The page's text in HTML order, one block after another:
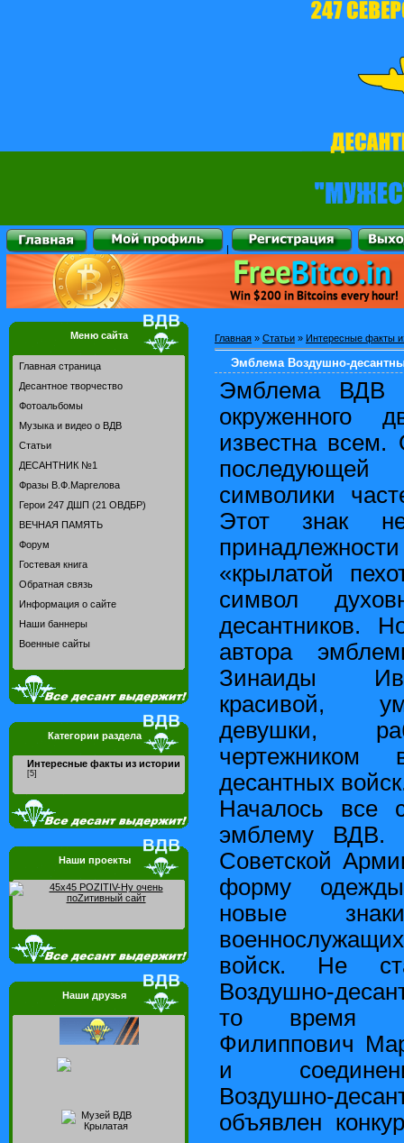
|
Меню сайта
Главная страница
Десантное творчество
Фотоальбомы
Музыка и видео о ВДВ
Статьи
ДЕСАНТНИК №1
Фразы В.Ф.Маргелова
Герои 247 ДШП (21 ОВДБР)
ВЕЧНАЯ ПАМЯТЬ
Форум
Гостевая книга
Обратная связь
Информация о сайте
Наши баннеры
Военные сайты
Категории раздела
Интересные факты из истории
[5]
Наши проекты
Наши друзья
Главная » Статьи » Интересные факты
Эмблема Воздушно-
Эмблема ВДВ
окруженного
известна всем.
символики
Этот знак
«крылатой
символ
десантников.
автора
Зинаиды
красивой,
девушки,
десантных
Началось все
эмблему ВДВ.
Советской
форму
новые
войск. Не
Воздушно-
то время
Филиппович
и
Воздушно-
объявлен